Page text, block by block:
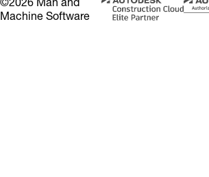
Machine Software